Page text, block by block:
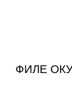
ФИЛЕ